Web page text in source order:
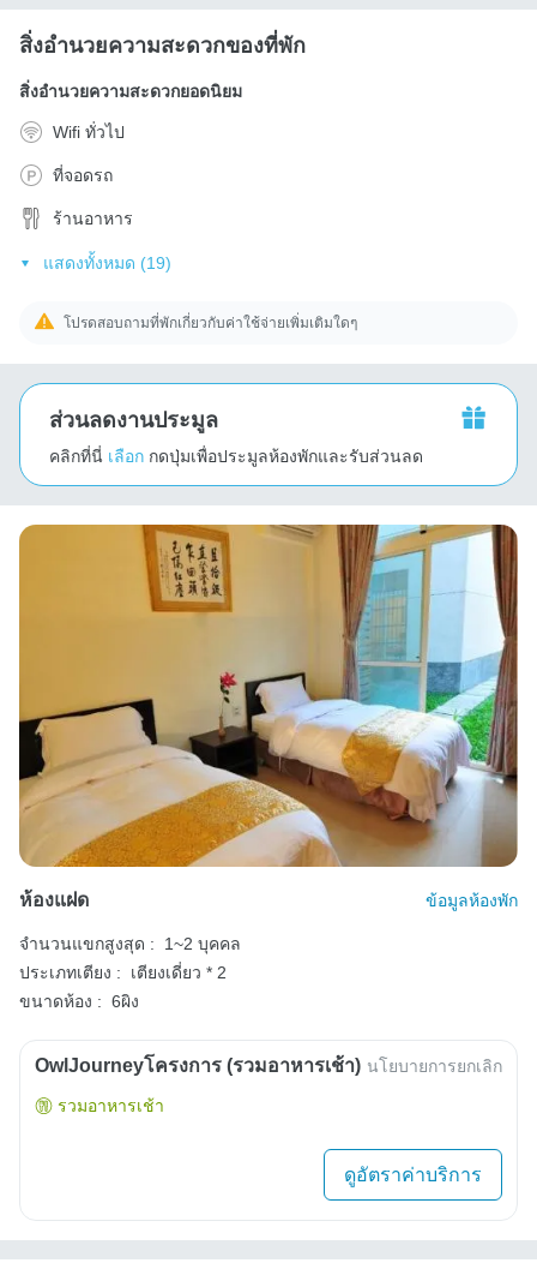
สิ่งอำนวยความสะดวกของที่พัก
สิ่งอำนวยความสะดวกยอดนิยม
Wifi ทั่วไป
ที่จอดรถ
ร้านอาหาร
แสดงทั้งหมด (19)
โปรดสอบถามที่พักเกี่ยวกับค่าใช้จ่ายเพิ่มเติมใดๆ
ส่วนลดงานประมูล
คลิกที่นี่ เลือก กดปุ่มเพื่อประมูลห้องพักและรับส่วนลด
ห้องแฝด ข้อมูลห้องพัก
จำนวนแขกสูงสุด :
1~2 บุคคล
ประเภทเตียง :
เตียงเดี่ยว * 2
ขนาดห้อง : 6ผิง
OwlJourneyโครงการ (รวมอาหารเช้า) นโยบายการยกเลิก
รวมอาหารเช้า
ดูอัตราค่าบริการ